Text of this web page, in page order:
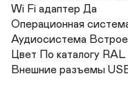
Wi Fi адаптер Да
Операционная
Аудиосистема
Цвет По каталогу RAL
Внешние разъемы